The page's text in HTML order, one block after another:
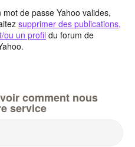
de passe Yahoo valides,
supprimer des publications,
ou un profil du forum de
comment nous
service